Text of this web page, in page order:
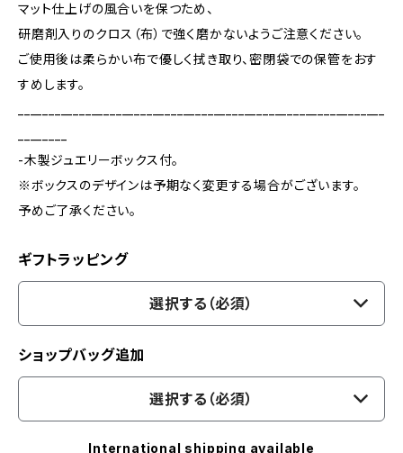
マット仕上げの風合いを保つため、
研磨剤入りのクロス（布）で強く磨かないようご注意ください。
ご使用後は柔らかい布で優しく拭き取り、密閉袋での保管をおす
すめします。
-木製ジュエリーボックス付。
※ボックスのデザインは予期なく変更する場合がございます。
予めご了承ください。
ギフトラッピング
選択する（必須）
ショップバッグ追加
選択する（必須）
International shipping available